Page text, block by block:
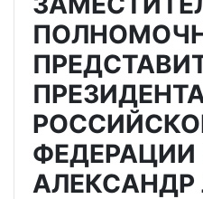
АЛЕКСАНДР